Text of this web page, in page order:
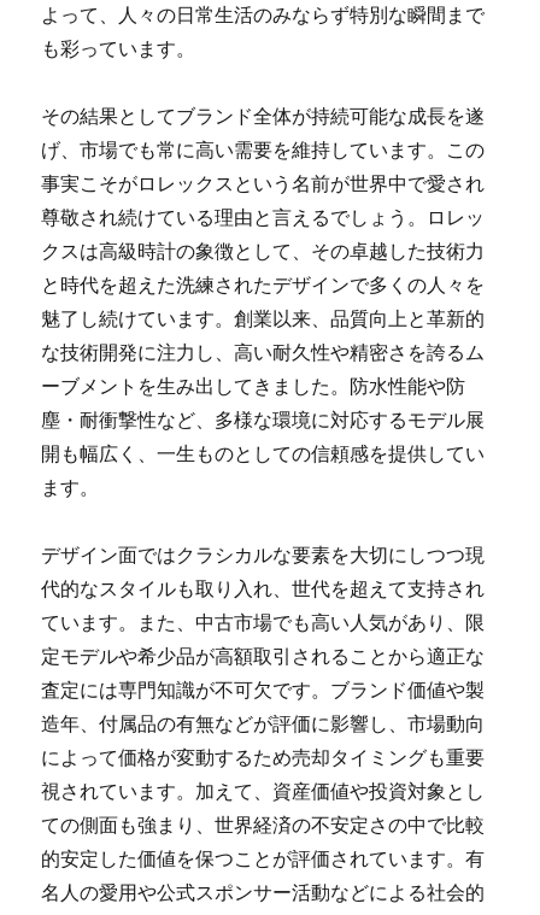
よって、人々の日常生活のみならず特別な瞬間まで
も彩っています。
その結果としてブランド全体が持続可能な成長を遂
げ、市場でも常に高い需要を維持しています。この
事実こそがロレックスという名前が世界中で愛され
尊敬され続けている理由と言えるでしょう。ロレッ
クスは高級時計の象徴として、その卓越した技術力
と時代を超えた洗練されたデザインで多くの人々を
魅了し続けています。創業以来、品質向上と革新的
な技術開発に注力し、高い耐久性や精密さを誇るム
ーブメントを生み出してきました。防水性能や防
塵・耐衝撃性など、多様な環境に対応するモデル展
開も幅広く、一生ものとしての信頼感を提供してい
ます。
デザイン面ではクラシカルな要素を大切にしつつ現
代的なスタイルも取り入れ、世代を超えて支持され
ています。また、中古市場でも高い人気があり、限
定モデルや希少品が高額取引されることから適正な
査定には専門知識が不可欠です。ブランド価値や製
造年、付属品の有無などが評価に影響し、市場動向
によって価格が変動するため売却タイミングも重要
視されています。加えて、資産価値や投資対象とし
ての側面も強まり、世界経済の不安定さの中で比較
的安定した価値を保つことが評価されています。有
名人の愛用や公式スポンサー活動などによる社会的